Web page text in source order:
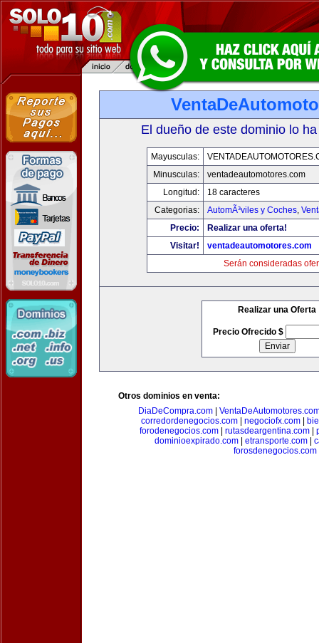
El dueño de este dominio lo
Mayusculas:
Minusculas:
ventadeautomotores.com
Longitud:
18 caracteres
Categorias:
AutomÃ³viles y Coches,
Precio:
Realizar una oferta!
Visitar!
ventadeautomotores.com
Serán consideradas
Realizar una Oferta
Precio Ofrecido $
Otros dominios en venta:
DiaDeCompra.com|
corredordenegocios.com
negociofx.com
forodenegocios.com| rutasdeargentina.com|
dominioexpirado.com| etransporte.com|
forosdenegocios.com